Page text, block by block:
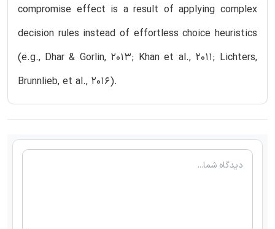
compromise effect is a result of applying complex
decision rules instead of effortless choice heuristics
(e.g., Dhar & Gorlin, 2013; Khan et al., 2011; Lichters,
Brunnlieb, et al., 2016).